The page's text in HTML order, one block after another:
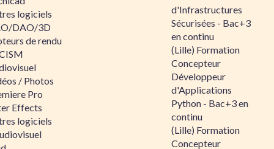
logiciels
DAO/3D
de rendu
/ Photos
Pro
Effects
logiciels
d'Infrastructures
Sécurisées - Bac+3
en continu
(Lille) Formation
Concepteur
Développeur
d'Applications
Python - Bac+3 en
continu
(Lille) Formation
Concepteur